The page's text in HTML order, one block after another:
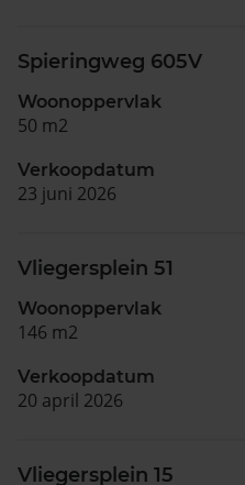
Spieringweg 605V
Woonoppervlak
50 m2
Verkoopdatum
23 juni 2026
Vliegersplein 51
Woonoppervlak
146 m2
Verkoopdatum
20 april 2026
Vliegersplein 15